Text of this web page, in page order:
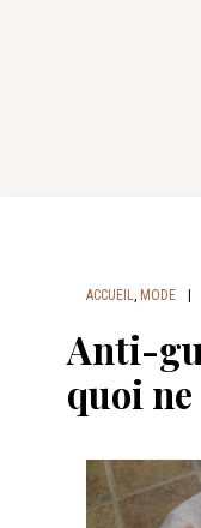
ACCUEIL, MODE
Anti-
quoi